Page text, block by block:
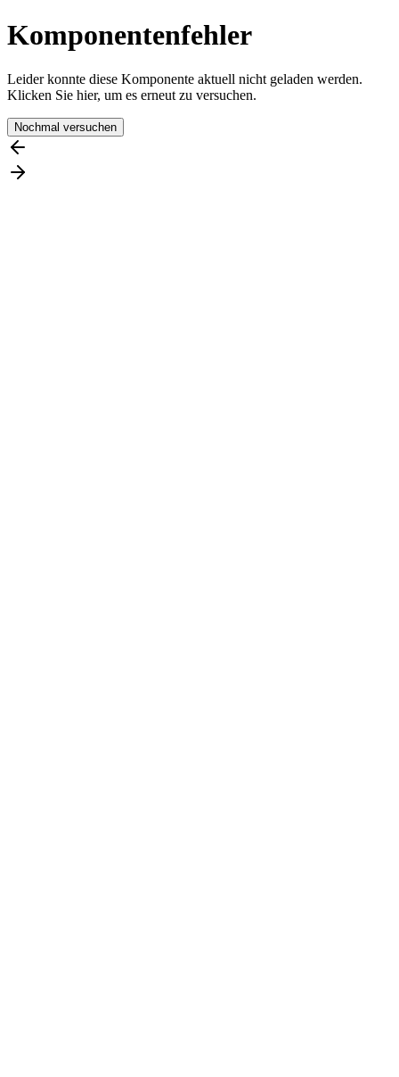
Komponentenfehler
Leider konnte diese Komponente aktuell nicht geladen werden.
Klicken Sie hier, um es erneut zu versuchen.
Nochmal versuchen